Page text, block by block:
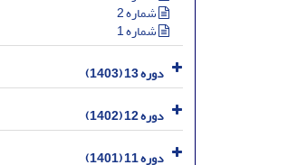
شماره 2
شماره 1
دوره 13 (1403)
دوره 12 (1402)
دوره 11 (1401)